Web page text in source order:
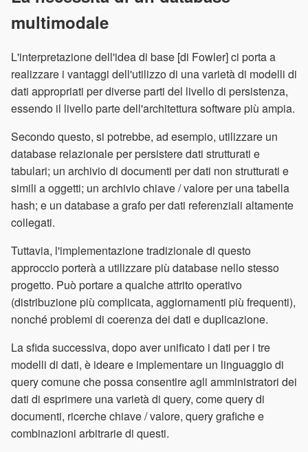
multimodale
L'interpretazione dell'idea di base [di Fowler] ci porta a
realizzare i vantaggi dell'utilizzo di una varietà di modelli di
dati appropriati per diverse parti del livello di persistenza,
essendo il livello parte dell'architettura software più ampia.
Secondo questo, si potrebbe, ad esempio, utilizzare un
database relazionale per persistere dati strutturati e
tabulari; un archivio di documenti per dati non strutturati e
simili a oggetti; un archivio chiave / valore per una tabella
hash; e un database a grafo per dati referenziali altamente
collegati.
Tuttavia, l'implementazione tradizionale di questo
approccio porterà a utilizzare più database nello stesso
progetto. Può portare a qualche attrito operativo
(distribuzione più complicata, aggiornamenti più frequenti),
nonché problemi di coerenza dei dati e duplicazione.
La sfida successiva, dopo aver unificato i dati per i tre
modelli di dati, è ideare e implementare un linguaggio di
query comune che possa consentire agli amministratori dei
dati di esprimere una varietà di query, come query di
documenti, ricerche chiave / valore, query grafiche e
combinazioni arbitrarie di questi.